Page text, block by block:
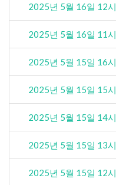
2025년 5월 16일 12시
2025년 5월 16일 11시
2025년 5월 15일 16시
2025년 5월 15일 15시
2025년 5월 15일 14시
2025년 5월 15일 13시
2025년 5월 15일 12시